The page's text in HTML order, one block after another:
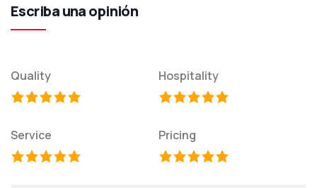
Escriba una opinión
Quality Hospitality
Service Pricing